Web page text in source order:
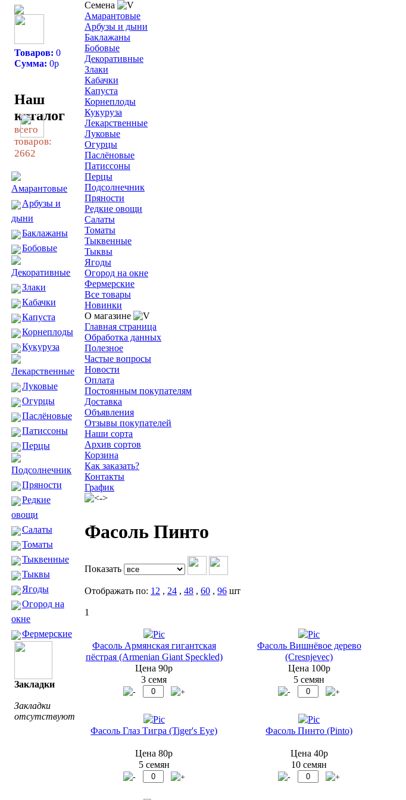
Товаров: 0
Сумма: 0р
Наш
каталог
всего
товаров:
2662
Амарантовые
Арбузы и
дыни
Баклажаны
Бобовые
Декоративные
Злаки
Кабачки
Капуста
Корнеплоды
Кукуруза
Лекарственные
Луковые
Огурцы
Паслёновые
Патиссоны
Перцы
Подсолнечник
Пряности
Редкие
овощи
Салаты
Томаты
Тыквенные
Тыквы
Ягоды
Огород на
окне
Фермерские
Закладки
Закладки
отсутствуют
Семена
Амарантовые
Арбузы и дыни
Баклажаны
Бобовые
Декоративные
Злаки
Кабачки
Капуста
Корнеплоды
Кукуруза
Лекарственные
Луковые
Огурцы
Паслёновые
Патиссоны
Перцы
Подсолнечник
Пряности
Редкие овощи
Салаты
Томаты
Тыквенные
Тыквы
Ягоды
Огород на окне
Фермерские
Все товары
Новинки
О магазине
Главная страница
Обработка данных
Полезное
Частые вопросы
Новости
Оплата
Постоянным покупателям
Доставка
Объявления
Отзывы покупателей
Наши сорта
Архив сортов
Корзина
Как заказать?
Контакты
График
Фасоль Пинто
Показать
Отображать по: 12 , 24 , 48 , 60 , 96 шт
1
Фасоль Армянская гигантская
пёстрая (Armenian Giant Speckled)
Цена 90р
3 семя
Фасоль Вишнёвое дерево
(Cresnjevec)
Цена 100р
5 семян
Фасоль Глаз Тигра (Tiger's Eye)
Цена 80р
5 семян
Фасоль Пинто (Pinto)
Цена 40р
10 семян